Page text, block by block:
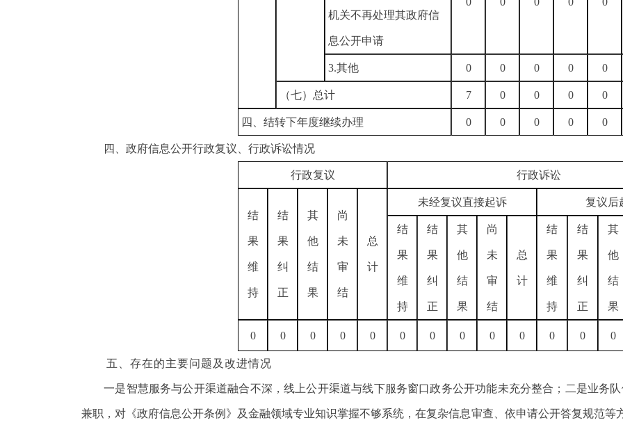
机关不再处理其政府信
息公开申请
3.其他 0 0 0 0 0
（七）总计 7 0 0 0 0
四、结转下年度继续办理 0 0 0 0 0
四、政府信息公开行政复议、行政诉讼情况
行政复议 行政诉讼
结
果
维
持
结
果
纠
正
其
他
结
果
尚
未
审
结
总
计
未经复议直接起诉 复议后
结
果
维
持
结
果
纠
正
其
他
结
果
尚
未
审
结
总
计
结
果
维
持
结
果
纠
正
其
他
结
果
0 0 0 0 0 0 0 0 0 0 0 0 0
五、存在的主要问题及改进情况
一是智慧服务与公开渠道融合不深，线上公开渠道与线下服务窗口政务公开功能未充分整合；二是业务
兼职，对《政府信息公开条例》及金融领域专业知识掌握不够系统，在复杂信息审查、依申请公开答复规范等